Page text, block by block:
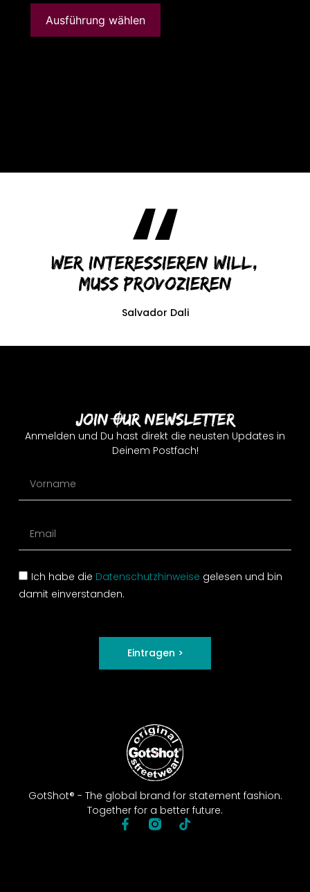
Ausführung wählen
Wer interessieren will,
muss provozieren
Salvador Dali
GotShot® - The global brand for statement fashion.
Together for a better future.
Join Our Newsletter
Anmelden und Du hast direkt die neusten Updates in
Deinem Postfach!
Ich habe die Datenschutzhinweise gelesen und bin
damit einverstanden.
Eintragen >